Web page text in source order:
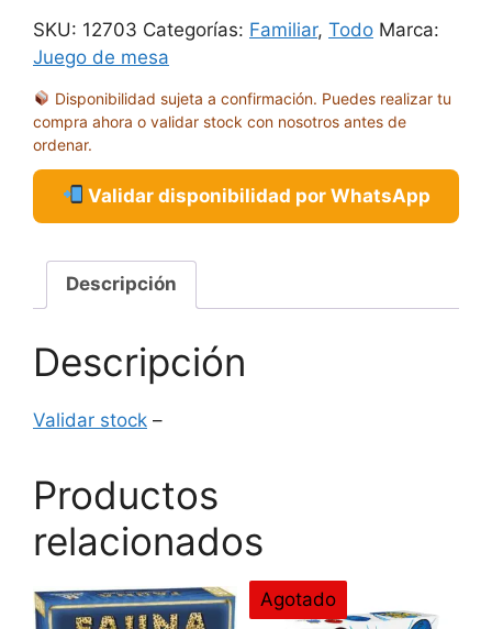
cantidad
SKU: 12703 Categorías: Familiar, Todo Marca:
Juego de mesa
Disponibilidad sujeta a confirmación. Puedes realizar tu
compra ahora o validar stock con nosotros antes de
ordenar.
Validar disponibilidad por WhatsApp
Descripción
Descripción
Validar stock –
Productos
relacionados
Agotado